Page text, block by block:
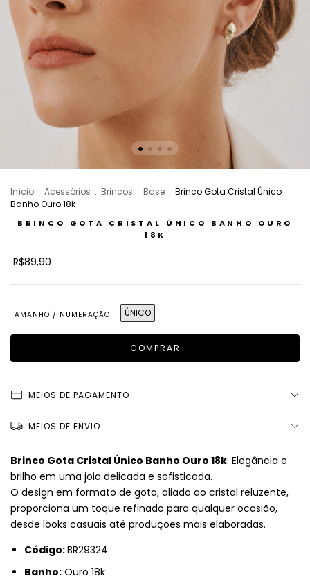
Início . Acessórios . Brincos . Base . Brinco Gota Cristal Único
Banho Ouro 18k
BRINCO GOTA CRISTAL ÚNICO BANHO OURO
18K
R$89,90
TAMANHO / NUMERAÇÃO ÚNICO
MEIOS DE PAGAMENTO
MEIOS DE ENVIO
Brinco Gota Cristal Único Banho Ouro 18k: Elegância e
brilho em uma joia delicada e sofisticada.
O design em formato de gota, aliado ao cristal reluzente,
proporciona um toque refinado para qualquer ocasião,
desde looks casuais até produções mais elaboradas.
Código:BR29324
Banho: Ouro 18k